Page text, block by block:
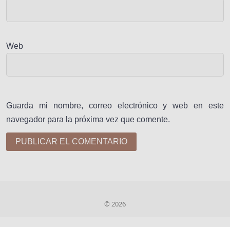
Web
Guarda mi nombre, correo electrónico y web en este
navegador para la próxima vez que comente.
© 2026